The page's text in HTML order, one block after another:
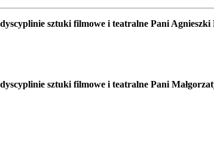
sztuki filmowe i teatralne Pani
sztuki filmowe i teatralne Pani